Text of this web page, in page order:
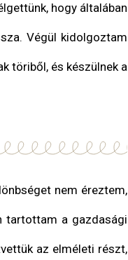
hogy általában
Végül kidolgoztam
töriből, és készülnek a
nem éreztem,
tartottam a gazdasági
az elméleti részt,